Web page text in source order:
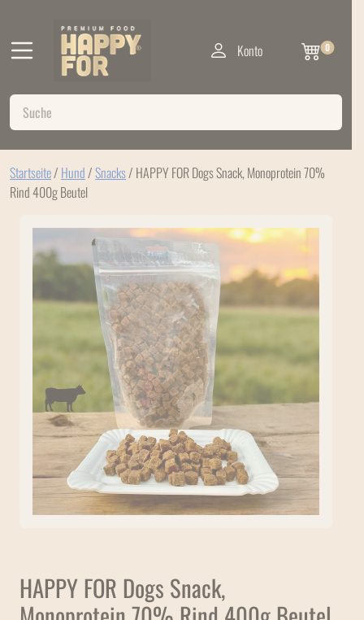
Konto 0
Startseite/ Hund /Snacks/ HAPPY FOR Dogs Snack, Monoprotein 70%
Rind 400g Beutel
HAPPY FOR Dogs Snack,